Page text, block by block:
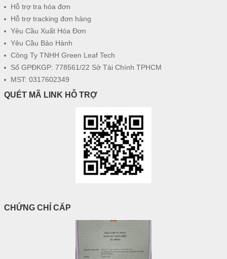
Hỗ trợ tra hóa đơn
Hỗ trợ tracking đơn hàng
Yêu Cầu Xuất Hóa Đơn
Yêu Cầu Bảo Hành
Công Ty TNHH Green Leaf Tech
Số GPĐKGP: 778561/22 Sở Tài Chính TPHCM
MST: 0317602349
QUÉT MÃ LINK HỖ TRỢ
CHỨNG CHỈ CẤP